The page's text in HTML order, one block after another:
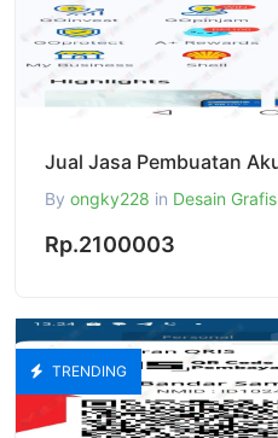
By ongky228 in Desain Grafis
Rp.2100003
TRENDING